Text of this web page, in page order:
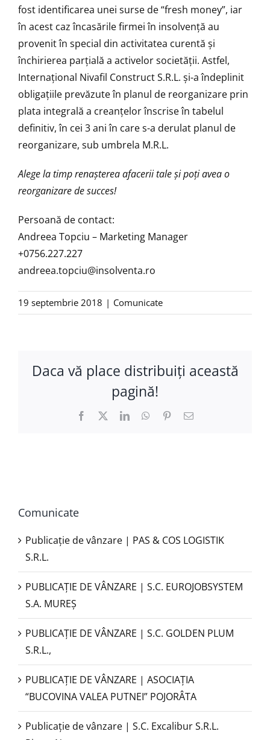
fost identificarea unei surse de “fresh money”, iar
în acest caz încasările firmei în insolvenţă au
provenit în special din activitatea curentă și
închirierea parțială a activelor societății. Astfel,
Internațional Nivafil Construct S.R.L. și-a îndeplinit
obligațiile prevăzute în planul de reorganizare prin
plata integrală a creanțelor înscrise în tabelul
definitiv, în cei 3 ani în care s-a derulat planul de
reorganizare, sub umbrela M.R.L.
Alege la timp renașterea afacerii tale și poți avea o
reorganizare de succes!
Persoană de contact:
Andreea Topciu – Marketing Manager
+0756.227.227
andreea.topciu@insolventa.ro
19 septembrie 2018 | Comunicate
Daca vă place distribuiţi această
pagină!
Facebook LinkedInWhatsApp
Pinterest
E-
Comunicate
Publicație de vânzare | PAS & COS LOGISTIK
S.R.L.
PUBLICAŢIE DE VÂNZARE | S.C. EUROJOBSYSTEM
S.A. MUREȘ
PUBLICAȚIE DE VÂNZARE | S.C. GOLDEN PLUM
S.R.L.,
PUBLICAŢIE DE VÂNZARE | ASOCIAȚIA
“BUCOVINA VALEA PUTNEI” POJORÂTA
Publicație de vânzare | S.C. Excalibur S.R.L.